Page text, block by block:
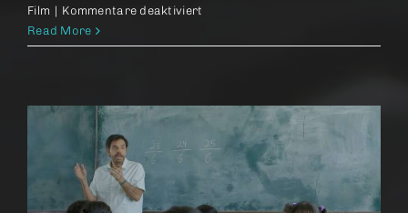
Film | Kommentare deaktiviert
–
ihren
Read More